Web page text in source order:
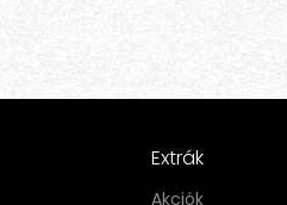
Extrák
Akciók